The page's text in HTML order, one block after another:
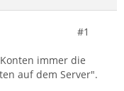
#1
immer die
auf dem Server".